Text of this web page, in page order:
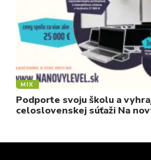
MIX
MIX
Podporte svoju školu a
celoslovenskej súťaži Na